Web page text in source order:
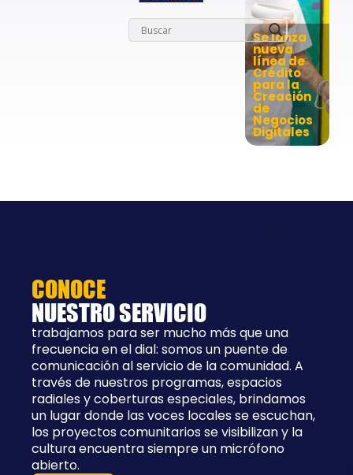
Se lanza
nueva
línea de
Crédito
para la
Creación
de
Negocios
Digitales
CONOCE
NUESTRO SERVICIO
trabajamos para ser mucho más que una
frecuencia en el dial: somos un puente de
comunicación al servicio de la comunidad. A
través de nuestros programas, espacios
radiales y coberturas especiales, brindamos
un lugar donde las voces locales se escuchan,
los proyectos comunitarios se visibilizan y la
cultura encuentra siempre un micrófono
abierto.